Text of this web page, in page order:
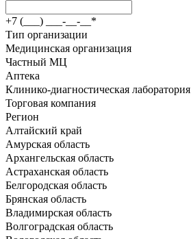
+7 (___) ___-__-__ *
Тип организации
Медицинская организация
Частный МЦ
Аптека
Клинико-диагностическая лаборатория
Торговая компания
Регион
Алтайский край
Амурская область
Архангельская область
Астраханская область
Белгородская область
Брянская область
Владимирская область
Волгоградская область